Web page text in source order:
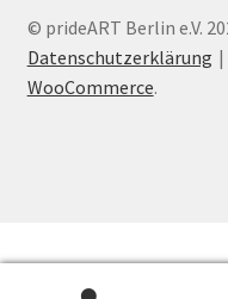
© prideART Berlin e.V.
Datenschutzerklärung
WooCommerce.